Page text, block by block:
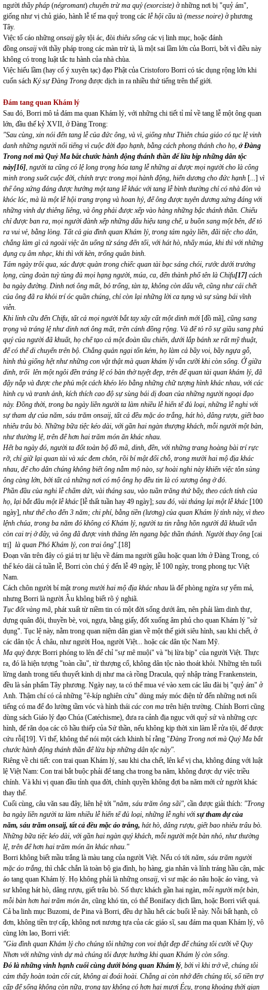
người thầy pháp (négromant) chuyên trừ ma quỷ (exorciste) ở những nơi bị "quỷ ám",
giống như vị chủ giáo, hành lễ tế ma quỷ trong các lễ hội cầu tà (messe noire) ở phương
Tây.
Việc tố cáo những onsaij gây tội ác, đòi thiêu sống các vị linh mục, hoặc đánh
đồng onsaij với thầy pháp trong các màn trừ tà, là một sai lầm lớn của Borri, bởi vì điều này
không có trong luật tắc tu hành của nhà chùa.
Việc hiểu lầm (hay cố ý xuyên tạc) đạo Phật của Cristoforo Borri có tác dụng rộng lớn khi
cuốn sách Ký sự Đàng Trong được dịch in ra nhiều thứ tiếng trên thế giới.
Đám tang quan Khám lý
Sau đó, Borri mô tả đám ma quan Khám lý, với những chi tiết tỉ mỉ về tang lễ một ông quan
lớn, đầu thế kỷ XVII, ở Đàng Trong:
"Sau cùng, xin nói đến tang lễ của đức ông, và vì, giống như Thiên chúa giáo có tục lệ vinh
danh những người nổi tiếng vì cuộc đời đạo hạnh, bằng cách phong thánh cho họ, ở Đàng
Trong nơi mà Quỷ Ma bắt chước hành động thánh thần để lừa bịp những dân tộc
này[16], người ta cũng có lệ long trọng hóa tang lễ những ai được mọi người cho là công
minh trong suốt cuộc đời, chính trực trong mọi hành động, hiển dương cho đức hạnh [...] vì
thế ông xứng đáng được hưởng một tang lễ khác với tang lễ bình thường chỉ có nhà đòn và
khóc lóc, mà là một lễ hội trang trọng và hoan hỷ, để ông được tuyên dương xứng đáng với
những vinh dự thiêng liêng, và ông phải được xếp vào hàng những bậc thánh thần. Chiếu
chỉ được ban ra, mọi người đành xếp những dấu hiệu tang chế, u buồn sang một bên, để tỏ
ra vui vẻ, bằng lòng. Tất cả gia đình quan Khám lý, trong tám ngày liền, đãi tiệc cho dân,
chẳng làm gì cả ngoài việc ăn uống từ sáng đến tối, với hát hò, nhẩy múa, khi thì với những
dụng cụ âm nhạc, khi thì với kèn, trống quân binh.
Tám ngày trôi qua, xác được quàn trong chiếc quan tài bạc sáng chói, rước dưới trướng
lọng, cùng đoàn tuỳ tùng đủ mọi hạng người, múa, ca, đến thành phố tên là Chifu[17] cách
ba ngày đường. Dinh nơi ông mất, bỏ trống, tàn tạ, không còn dấu vết, cũng như cái chết
của ông đã ra khỏi trí óc quần chúng, chỉ còn lại những lời ca tụng và sự sùng bái vĩnh
viễn.
Khi linh cữu đến Chifu, tất cả mọi người bắt tay xây cất một dinh mới [đồ mã], cũng sang
trọng và tráng lệ như dinh nơi ông mất, trên cánh đồng rộng. Và để tỏ rõ sự giầu sang phú
quý của người đã khuất, họ chế tạo cả một đoàn tầu chiến, dưới lắp bánh xe rất mỹ thuật,
để có thể di chuyển trên bộ. Chẳng quản ngại tốn kém, họ làm cả bầy voi, bầy ngựa gỗ,
hình thù giống hệt như những con vật thật mà quan khám lý vẫn cưỡi khi còn sống. Ở giữa
dinh, trổi lên một ngôi đền tráng lệ có bàn thờ tuyệt đẹp, trên để quan tài quan khám lý, đã
đậy nắp và được che phủ một cách khéo léo bằng những chữ tượng hình khác nhau, với các
hình cụ và tranh ảnh, kích thích cao độ sự sùng bái dị đoan của những người ngoại đạo
này. Đồng thời, trong ba ngày liền người ta làm nhiều lễ hiến tế đủ loại, những lễ nghi với
sự tham dự của năm, sáu trăm onsaij, tất cả đều mặc áo trắng, hát hò, dâng rượu, giết bao
nhiêu trâu bò. Những bữa tiệc kéo dài, với gần hai ngàn thượng khách, mỗi người một bàn,
như thường lệ, trên để hơn hai trăm món ăn khác nhau.
Hết ba ngày đó, người ta đốt toàn bộ đồ mã, dinh, đền, với những trang hoàng bài trí rực
rỡ, chỉ giữ lại quan tài và xác đem chôn, rồi bí mật đổi chỗ, trong mười hai mộ địa khác
nhau, để cho dân chúng không biết ông nằm mộ nào, sự hoài nghi này khiến việc tôn sùng
ông càng lớn, bởi tất cả những nơi có mộ ông họ đều tin là có xương ông ở đó.
Phần đầu của nghi lễ chấm dứt, vài tháng sau, vào tuần trăng thứ bẩy, theo cách tính của
họ, lại bắt đầu một lễ khác [lễ thất tuần hay 49 ngày]; sau đó, vài tháng lại một lễ khác [100
ngày], như thế cho đến 3 năm; chi phí, bằng tiền (lương) của quan Khám lý tỉnh này, vì theo
lệnh chúa, trong ba năm đó không có Khám lý, người ta tin rằng hồn người đã khuất vẫn
còn cai trị ở đây, và ông đã được vinh thăng lên ngang bậc thần thánh. Người thay ông [cai
trị] là quan Phó Khám lý, con trai ông".[18]
Đoạn văn trên đây có giá trị tư liệu về đám ma người giầu hoặc quan lớn ở Đàng Trong, có
thể kéo dài cả tuần lễ, Borri còn chú ý đến lễ 49 ngày, lễ 100 ngày, trong phong tục Việt
Nam.
Cách chôn người bí mậttrong mười hai mộ địa khác nhau là để phòng ngừa sự yểm mả,
nhưng Borri là người Âu không biết rõ ý nghiã.
Tục đốt vàng mã, phát xuất từ niềm tin có một đời sống dưới âm, nên phải làm dinh thự,
dựng quân đội, thuyền bè, voi, ngựa, bằng giấy, đốt xuống âm phủ cho quan Khám lý "sử
dụng". Tục lệ này, nằm trong quan niệm dân gian về một thế giới siêu hình, sau khi chết, ở
các dân tộc Á châu, như người Hoa, người Việt... hoặc các dân tộc Nam Mỹ.
Ma quỷđược Borri phóng to lên để chỉ "sự mê muội" và "bị lừa bịp" của người Việt. Thực
ra, đó là hiện tượng "toàn cầu", từ thượng cổ, không dân tộc nào thoát khỏi. Những tên tuổi
lừng danh trong tiểu thuyết kinh dị như ma cà rồng Dracula, quỷ nhập tràng Frankenstein,
đều là sản phẩm Tây phương. Ngày nay, ta có thể mua vé vào xem các lâu đài bị "quỷ ám" ở
Anh. Thậm chí có cả những "ê-kíp nghiên cứu" dùng máy móc điện tử đến những nơi nổi
tiếng có ma để đo lường tầm vóc và hình thái các con ma trên hiện trường. Chính Borri cũng
dùng sách Giáo lý đạo Chúa (Catéchisme), đưa ra cảnh địa ngục với quỷ sứ và những cực
hình, để răn dọa các cô hầu thiếp của Sứ thần, nếu không kịp thời xin làm lễ rửa tội, để được
cứu rỗi[19]. Vì thế, không thể nói một cách khinh bỉ rằng "Đàng Trong nơi mà Quỷ Ma bắt
chước hành động thánh thần để lừa bịp những dân tộc này".
Riêng về chi tiết: con trai quan Khám lý, sau khi cha chết, lên kế vị cha, không đúng với luật
lệ Việt Nam: Con trai bắt buộc phải để tang cha trong ba năm, không được dự việc triều
chính. Và khi vị quan đầu tỉnh qua đời, chính quyền không đợi ba năm mới cử người khác
thay thế.
Cuối cùng, câu văn sau đây, liên hệ tới "năm, sáu trăm ông sãi", cần được giải thích: "Trong
ba ngày liền người ta làm nhiều lễ hiến tế đủ loại, những lễ nghi với sự tham dự của
năm, sáu trăm onsaij, tất cả đều mặc áo trắng, hát hò, dâng rượu, giết bao nhiêu trâu bò.
Những bữa tiệc kéo dài, với gần hai ngàn quý khách, mỗi người một bàn nhỏ, như thường
lệ, trên để hơn hai trăm món ăn khác nhau."
Borri không biết mầu trắng là màu tang của người Việt. Nếu có tới năm, sáu trăm người
mặc áo trắng, thì chắc chắn là toàn bộ gia đình, họ hàng, gia nhân và lính tráng hầu cận, mặc
áo tang quan Khám lý. Họ không phải là những onsaij, vì sư mặc áo nâu hoặc áo vàng, và
sư không hát hò, dâng rượu, giết trâu bò. Số thực khách gần hai ngàn, mỗi người một bàn,
mỗi bàn hơn hai trăm món ăn, cũng khó tin, có thể Bonifacy dịch lầm, hoặc Borri viết quá.
Cả ba linh mục Buzomi, de Pina và Borri, đều dự hầu hết các buổi lễ này. Nỗi bất hạnh, cô
đơn, không tiền trợ cấp, không nơi nương tựa của các giáo sĩ, sau đám ma quan Khám lý, vô
cùng lớn lao, Borri viết:
"Gia đình quan Khám lý cho chúng tôi những con voi thật đẹp để chúng tôi cưỡi về Quy
Nhơn với những vinh dự mà chúng tôi được hưởng khi quan Khám lý còn sống.
Đó là những vinh hạnh cuối cùng dưới bóng quan Khám lý, bởi vì khi trở về, chúng tôi
cảm thấy hoàn toàn côi cút, không ai đoái hoài. Chẳng ai còn nhớ đến chúng tôi, số tiền trợ
cấp để sống không còn nữa, trong tay không có hơn hai mươi Écu, trong khoảng thời gian